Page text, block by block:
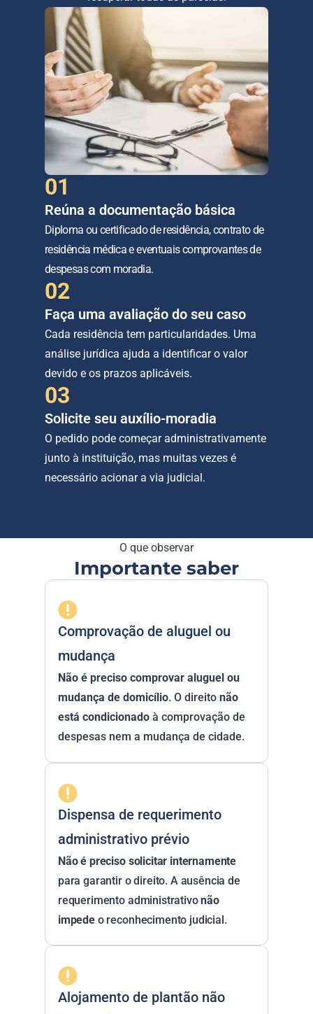
01
Reúna a documentação básica
Diploma ou certificado de residência, contrato de
residência médica e eventuais comprovantes de
despesas com moradia.
02
Faça uma avaliação do seu caso
Cada residência tem particularidades. Uma
análise jurídica ajuda a identificar o valor
devido e os prazos aplicáveis.
03
Solicite seu auxílio-moradia
O pedido pode começar administrativamente
junto à instituição, mas muitas vezes é
necessário acionar a via judicial.
O que observar
Importante saber
Comprovação de aluguel ou
mudança
Não é preciso comprovar aluguel ou
mudança de domicílio. O direito não
está condicionado à comprovação de
despesas nem a mudança de cidade.
Dispensa de requerimento
administrativo prévio
para garantir o direito. A ausência de
requerimento administrativo não
impede o reconhecimento judicial.
Alojamento de plantão não